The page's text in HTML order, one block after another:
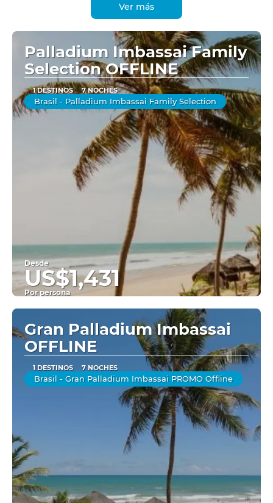
Ver más
Palladium Imbassai Family
Selection OFFLINE
1 DESTINOS 7 NOCHES
Brasil - Palladium Imbassai Family Selection
Desde
US$1,431
Por persona
Ver
Gran Palladium Imbassai
OFFLINE
1 DESTINOS 7 NOCHES
Brasil - Gran Palladium Imbassai PROMO Offline